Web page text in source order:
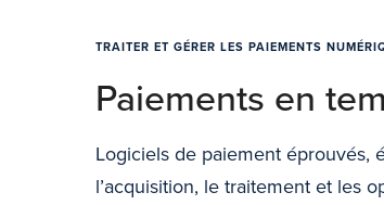
TRAITER ET GÉRER LES PAIEMENTS
Paiements en
Logiciels de paiement éprouvés,
l’acquisition, le traitement et les